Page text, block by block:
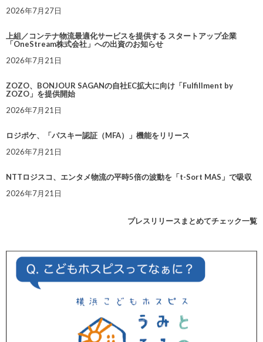
2026年7月27日
上組／コンテナ物流最適化サービスを提供する スタートアップ企業
「OneStream株式会社」への出資のお知らせ
2026年7月21日
ZOZO、BONJOUR SAGANの自社EC拡大に向け「Fulfillment by
ZOZO」を提供開始
2026年7月21日
ロジポケ、「パスキー認証（MFA）」機能をリリース
2026年7月21日
NTTロジスコ、エンタメ物流の平時5倍の波動を「t-Sort MAS」で吸収
2026年7月21日
プレスリリースまとめてチェック一覧